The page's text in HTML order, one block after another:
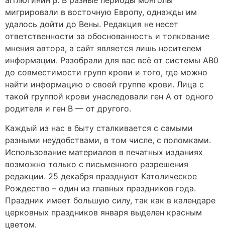
мигрировали в восточную Европу, однажды им
удалось дойти до Вены. Редакция не несет
ответственности за обоснованность и толкование
мнения автора, а сайт является лишь носителем
информации. Разобрали для вас всё от системы AB0
до совместимости групп крови и того, где можно
найти информацию о своей группе крови. Лица с
такой группой крови унаследовали ген А от одного
родителя и ген B — от другого.
Каждый из нас в быту сталкивается с самыми
разными неудобствами, в том числе, с поломками.
Использование материалов в печатных изданиях
возможно только с письменного разрешения
редакции. 25 декабря празднуют Католическое
Рождество – один из главных праздников года.
Праздник имеет большую силу, так как в календаре
церковных праздников января выделен красным
цветом.